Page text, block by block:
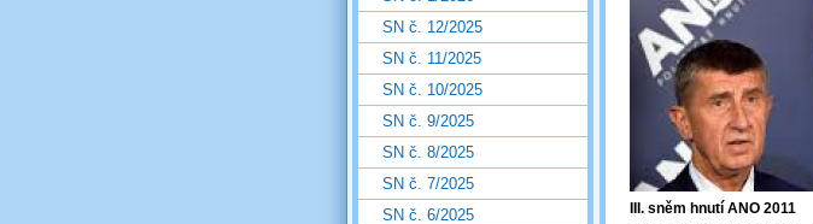
III. sněm hnutí ANO 2011
SN č. 12/2025
SN č. 11/2025
SN č. 10/2025
SN č. 9/2025
SN č. 8/2025
SN č. 7/2025
SN č. 6/2025